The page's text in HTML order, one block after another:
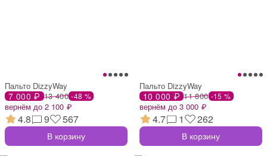
Пальто DizzyWay
7 000 ₽ 13 400 -48 %
вернём до 2 100 ₽
4.8 9 567
В корзину
Пальто DizzyWay
10 000 ₽ 11 800 -15 %
вернём до 3 000 ₽
4.7 1 262
В корзину